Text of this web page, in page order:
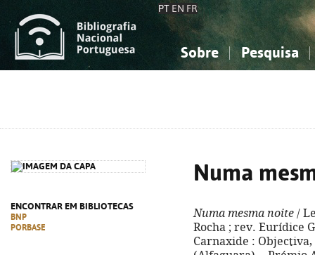
PT EN FR
Sobre Pesquisa
ENCONTRAR EM BIBLIOTECAS
BNP
PORBASE
Numa
Numa mesma noite /
Rocha ; rev. Eurídice
Carnaxide : Objectiva,